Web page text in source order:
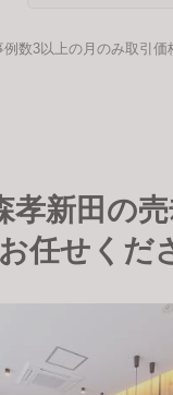
3以上の月のみ取引価
孝新田の
任せくだ